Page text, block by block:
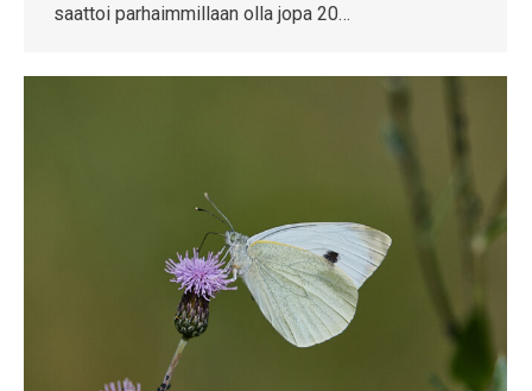
saattoi parhaimmillaan olla jopa 20…